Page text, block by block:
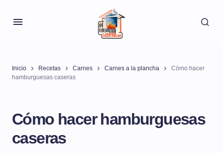
Inicio Recetas Carnes Carnes a la plancha
Cómo hacer
hamburguesas caseras
Cómo hacer hamburguesas
caseras